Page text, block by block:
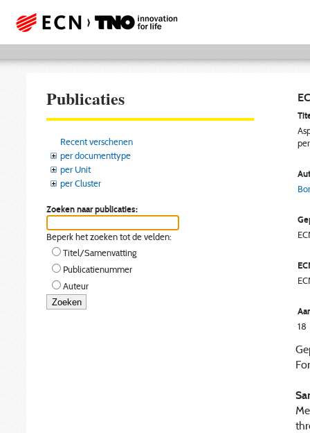
Publicaties
Recent verschenen
per documenttype
per Unit
per Cluster
Zoeken naar publicaties:
Beperk het zoeken tot de velden:
Titel/Samenvatting
Publicatienummer
Auteur
18